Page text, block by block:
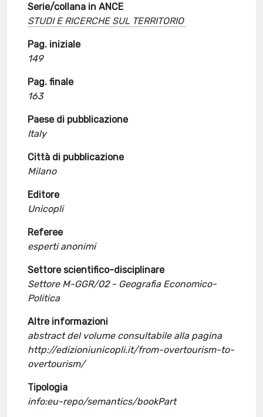
Serie/collana in ANCE
STUDI E RICERCHE SUL TERRITORIO
Pag. iniziale
149
Pag. finale
163
Paese di pubblicazione
Italy
Città di pubblicazione
Milano
Editore
Unicopli
Referee
esperti anonimi
Settore scientifico-disciplinare
Settore M-GGR/02 - Geografia Economico-
Politica
Altre informazioni
abstract del volume consultabile alla pagina
http://edizioniunicopli.it/from-overtourism-to-
overtourism/
Tipologia
info:eu-repo/semantics/bookPart